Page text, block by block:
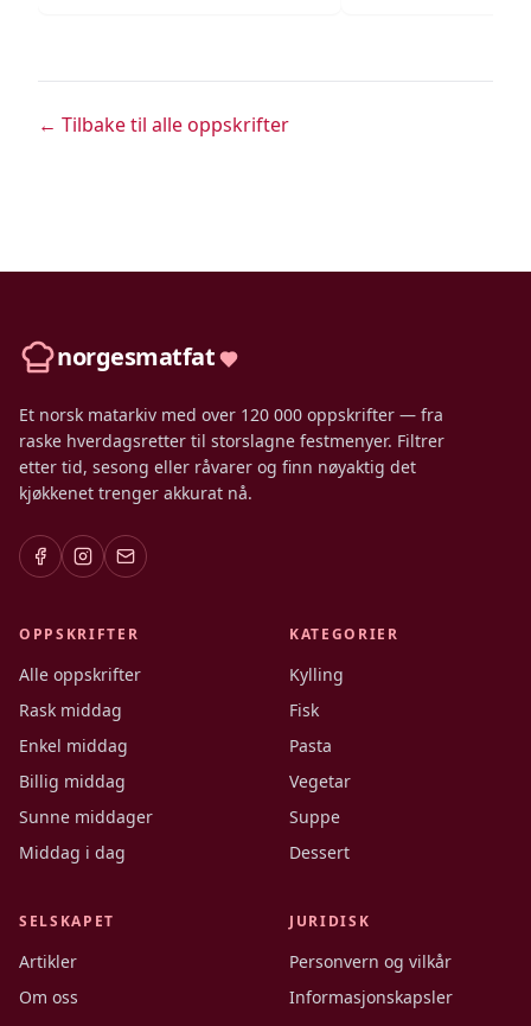
← Tilbake til alle oppskrifter
norgesmatfat
Et norsk matarkiv med over 120 000 oppskrifter — fra
raske hverdagsretter til storslagne festmenyer. Filtrer
etter tid, sesong eller råvarer og finn nøyaktig det
kjøkkenet trenger akkurat nå.
OPPSKRIFTER
Alle oppskrifter
Rask middag
Enkel middag
Billig middag
Sunne middager
Middag i dag
KATEGORIER
Kylling
Fisk
Pasta
Vegetar
Suppe
Dessert
SELSKAPET
Artikler
Om oss
JURIDISK
Personvern og vilkår
Informasjonskapsler